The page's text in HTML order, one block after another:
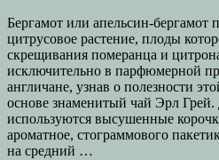
Бергамот или апельсин-бергамот
цитрусовое растение, плоды
скрещивания померанца и
исключительно в парфюмерной
англичане, узнав о полезности
основе знаменитый чай Эрл Грей.
используются высушенные
ароматное, стограммового
на средний …